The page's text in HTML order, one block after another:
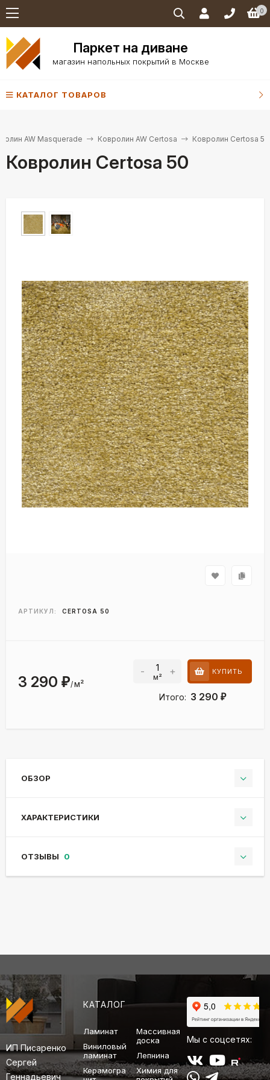
0
Паркет на диване
магазин напольных покрытий в Москве
КАТАЛОГ ТОВАРОВ
AW Masquerade Ковролин AW Certosa Ковролин Certosa 50
Ковролин Certosa 50
АРТИКУЛ: CERTOSA 50
3 290 ₽/м²
- м² + КУПИТЬ
Итого: 3 290 ₽
ОБЗОР
ХАРАКТЕРИСТИКИ
ОТЗЫВЫ 0
ИП Писаренко
Сергей
Геннадьевич
КАТАЛОГ
Ламинат
Виниловый
ламинат
Керамогра
Массивная
доска
Лепнина
Химия для
Мы с соцсетях: